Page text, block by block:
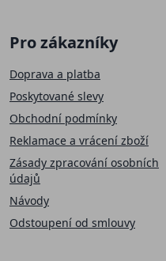
Pro zákazníky
Doprava a platba
Poskytované slevy
Obchodní podmínky
Reklamace a vrácení zboží
Zásady zpracování osobních
údajů
Návody
Odstoupení od smlouvy